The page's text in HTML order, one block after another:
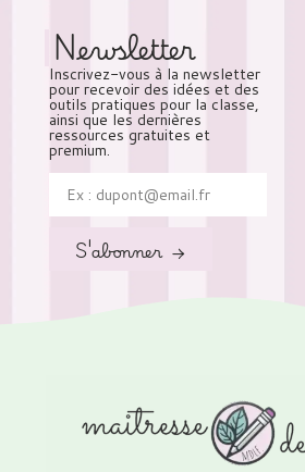
Newsletter
Inscrivez-vous à la newsletter
pour recevoir des idées et des
outils pratiques pour la classe,
ainsi que les dernières
ressources gratuites et
premium.
S'abonner →